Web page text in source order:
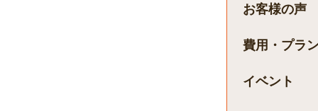
お客様の声
費用・プラ
イベント